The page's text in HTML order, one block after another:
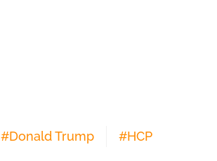
#Donald Trump #HCP